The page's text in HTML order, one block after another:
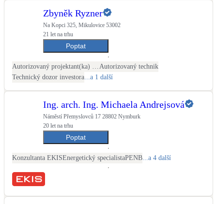
Zelená střecha NEW
Vegetační střechy
Větrné elektrárny
Malé i velké turbíny
Zbyněk Ryzner
Na Kopci 325, Mikulovice 53002
21 let na trhu
Poptat
Autorizovaný technik
Technický dozor investora ...a 1 další
Ing. arch. Ing. Michaela Andrejsová
Náměstí Přemyslovců 17 28802 Nymburk
20 let na trhu
Poptat
Konzultanta EKISEnergetický specialistaPENB ...a 4 další